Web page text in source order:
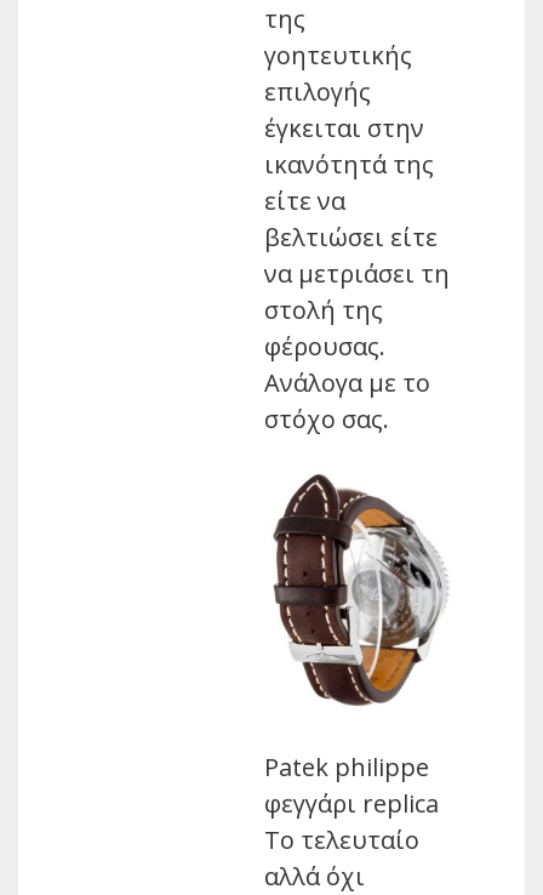
της
γοητευτικής
επιλογής
έγκειται στην
ικανότητά της
είτε να
βελτιώσει είτε
να μετριάσει τη
στολή της
φέρουσας.
Ανάλογα με το
στόχο σας.
Patek philippe
φεγγάρι replica
Το τελευταίο
αλλά όχι